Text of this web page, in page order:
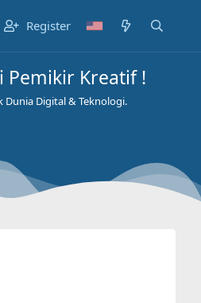
Register
Pemikir Kreatif !
Digital & Teknologi.